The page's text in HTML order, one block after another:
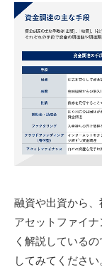
融資や出資から、
アセットファイ
く解説している
してみてください